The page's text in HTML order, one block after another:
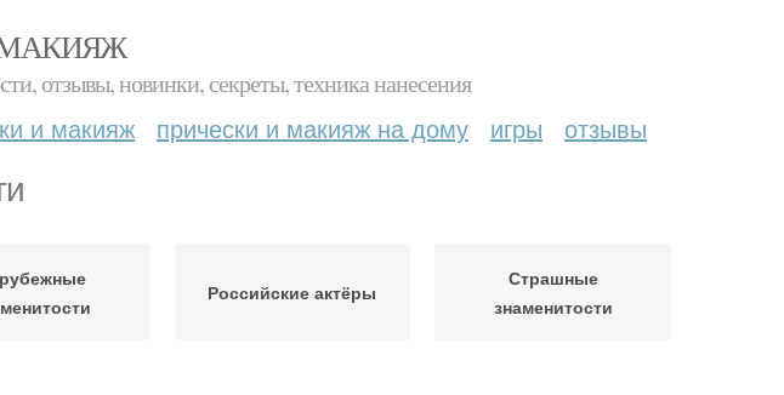
отзывы, новинки, секреты, техника нанесения
и макияж прически и макияж на дому игры отзывы
Российские актёры
Страшные
знаменитости